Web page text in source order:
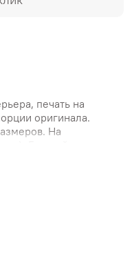
печать на
оригинала.
На
оформления в багет.
ценителей живописи.
картин и уделяем
и сохранению
в интернет-
максимально
гораздо